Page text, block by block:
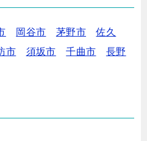
岡谷市 茅野市
佐久
市 須坂市 千曲市
長野